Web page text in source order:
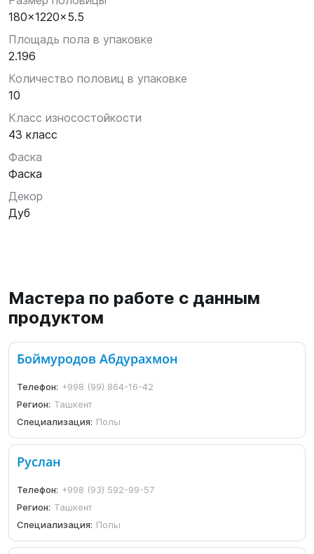
180x1220x5.5
Площадь пола в упаковке
2.196
Количество половиц в упаковке
10
Класс износостойкости
43 класс
Фаска
Фаска
Декор
Дуб
Мастера по работе с данным
продуктом
Боймуродов Абдурахмон
Телефон: +998 (99) 864-16-42
Регион: Ташкент
Специализация: Полы
Руслан
Телефон: +998 (93) 592-99-57
Регион: Ташкент
Специализация: Полы